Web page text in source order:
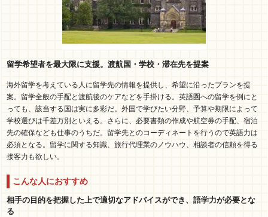
留学希望者を最大限に支援。渡航国・学校・滞在先を提案
海外留学を考えている人に留学先の情報を提供し、希望に沿ったプランを提
案。留学全般の手配と渡航後のケアなどを手掛ける。英語圏への留学を例にと
っても、該当する国は実に多彩だ。外国で学びたい分野、予算や期限によって
学校選びは千差万別といえる。さらに、必要書類の作成や航空券の手配、宿泊
先の確保なども仕事のうちだ。留学先とのコーディネートを行うので英語力は
必須となる。留学に関する知識、旅行代理業のノウハウ、相談者の信頼を得る
接客力も欲しい。
こんな人におすすめ
相手の目的を把握した上で適切なアドバイスができ、語学力が必要とな
る